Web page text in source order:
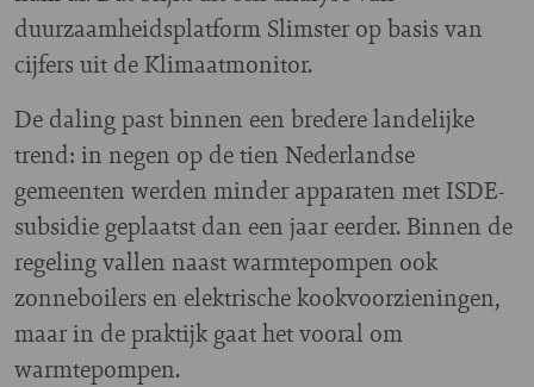
duurzaamheidsplatform Slimster op basis van
cijfers uit de Klimaatmonitor.
De daling past binnen een bredere landelijke
trend: in negen op de tien Nederlandse
gemeenten werden minder apparaten met ISDE-
subsidie geplaatst dan een jaar eerder. Binnen de
regeling vallen naast warmtepompen ook
zonneboilers en elektrische kookvoorzieningen,
maar in de praktijk gaat het vooral om
warmtepompen.